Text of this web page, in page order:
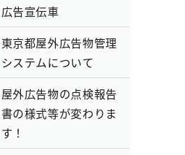
広告宣伝車
東京都屋外広告物管理
システムについて
屋外広告物の点検報告
書の様式等が変わりま
す！